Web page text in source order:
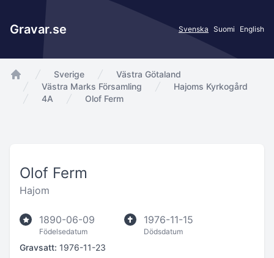
Gravar.se Svenska Suomi English
app.Start
Sverige
Västra Götaland
Västra Marks Församling
Hajoms Kyrkogård
4A
Olof Ferm
Olof Ferm
Hajom
1890-06-09
Födelsedatum
1976-11-15
Dödsdatum
Gravsatt: 1976-11-23